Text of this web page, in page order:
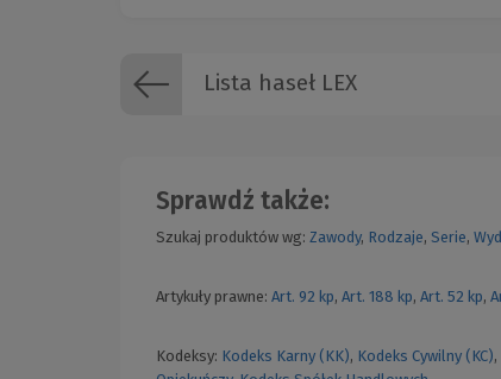
Lista haseł LEX
Sprawdź także:
Szukaj produktów wg: Zawody, Rodzaje, Serie,
Artykuły prawne: Art. 92 kp, Art. 188 kp, Art. 52 kp,
Kodeksy: Kodeks Karny (KK), Kodeks Cywilny (KC),